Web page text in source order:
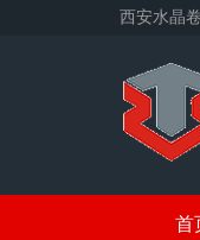
西安水晶
首